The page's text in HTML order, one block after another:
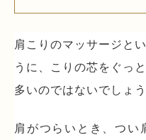
肩こりのマッサージと
うに、こりの芯をぐっ
多いのではないでしょう
肩がつらいとき、つい